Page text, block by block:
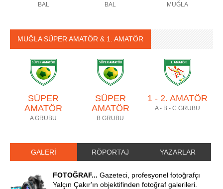
BAL BAL MUĞLA
MUĞLA SÜPER AMATÖR & 1. AMATÖR
SÜPER
AMATÖR
A GRUBU
SÜPER
AMATÖR
B GRUBU
1 - 2. AMATÖR
A - B - C GRUBU
GALERİ RÖPORTAJ YAZARLAR
FOTOĞRAF... Gazeteci, profesyonel fotoğrafçı
Yalçın Çakır'ın objektifinden fotoğraf galerileri.